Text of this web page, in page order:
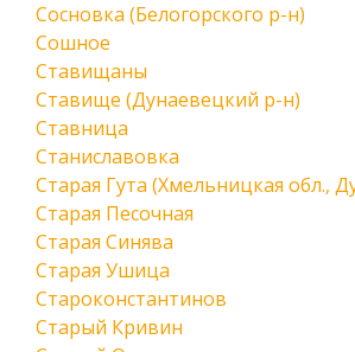
Сосновка (Белогорского р-н)
Сошное
Ставищаны
Ставище (Дунаевецкий р-н)
Ставница
Станиславовка
Старая Гута (Хмельницкая обл.,
Старая Песочная
Старая Синява
Старая Ушица
Староконстантинов
Старый Кривин